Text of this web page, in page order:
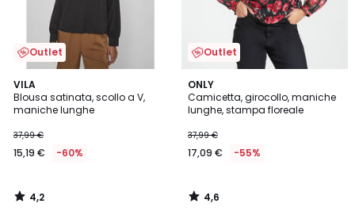
Outlet
VILA
Blousa satinata, scollo a V,
maniche lunghe
37,99 €
15,19 € -60%
4,2
/ 5
4,2
/
Outlet
ONLY
Camicetta, girocollo, maniche
lunghe, stampa floreale
37,99 €
17,09 € -55%
4,6
/ 5
4,6
/